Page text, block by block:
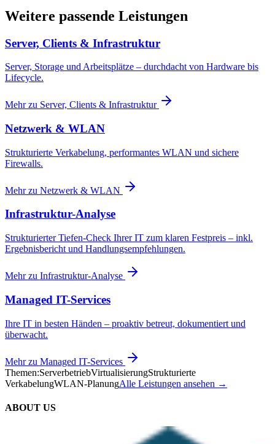
Weitere passende Leistungen
Server, Clients & Infrastruktur
Server, Storage und Arbeitsplätze – durchdacht von Hardware bis
Lifecycle.
Mehr zu Server, Clients & Infrastruktur
Netzwerk & WLAN
Strukturierte Verkabelung, performantes WLAN und sichere
Firewalls.
Mehr zu Netzwerk & WLAN
Infrastruktur-Analyse
Strukturierter Tiefen-Check Ihrer IT zum klaren Festpreis – inkl.
Ergebnisbericht und Handlungsempfehlungen.
Mehr zu Infrastruktur-Analyse
Managed IT-Services
Ihre IT in besten Händen – proaktiv betreut, dokumentiert und
überwacht.
Mehr zu Managed IT-Services
Themen:ServerbetriebVirtualisierungStrukturierte
VerkabelungWLAN-PlanungAlle Leistungen ansehen →
ABOUT US